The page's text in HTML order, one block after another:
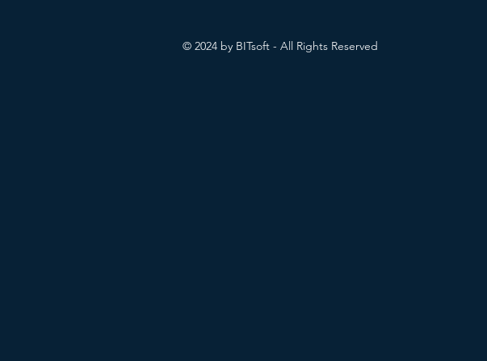
© 2024 by BITsoft - All Rights Reserved